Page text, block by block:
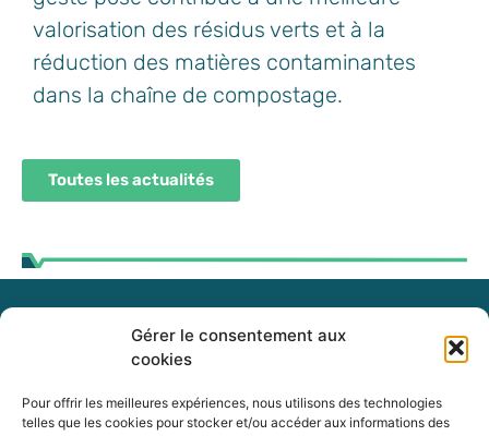
Gérer le consentement aux
cookies
Pour offrir les meilleures expériences, nous utilisons des technologies
telles que les cookies pour stocker et/ou accéder aux informations des
valorisation des résidus verts et à la
réduction des matières contaminantes
dans la chaîne de compostage.
Toutes les actualités
255, boul. Laurier, bureau 100
McMasterville (Québec)
J3G 0B7